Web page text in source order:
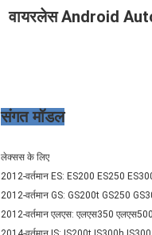
वायरलेस Android
संगत मॉडल
लेक्सस के लिए
2012-वर्तमान ES: ES200 ES250
2012-वर्तमान GS: GS200t GS250
2012-वर्तमान एलएस: एलएस350